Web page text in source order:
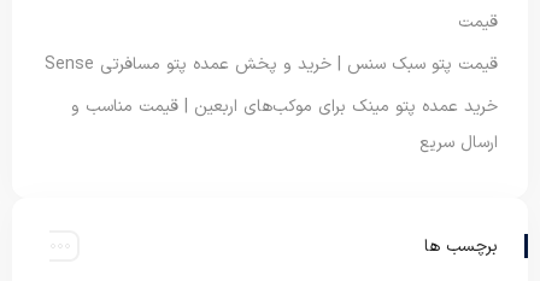
قیمت
قیمت پتو سبک سنس | خرید و پخش عمده پتو مسافرتی Sense
خرید عمده پتو مینک برای موکب‌های اربعین | قیمت مناسب و
ارسال سریع
برچسب ها